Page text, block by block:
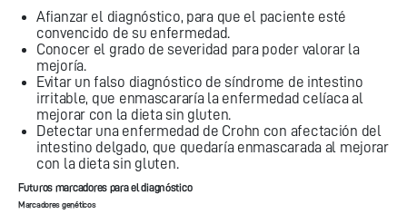
Afianzar el diagnóstico, para que el paciente esté
convencido de su enfermedad.
Conocer el grado de severidad para poder valorar la
mejoría.
Evitar un falso diagnóstico de síndrome de intestino
irritable, que enmascararía la enfermedad celíaca al
mejorar con la dieta sin gluten.
Detectar una enfermedad de Crohn con afectación del
intestino delgado, que quedaría enmascarada al mejorar
con la dieta sin gluten.
Futuros marcadores para el diagnóstico
Marcadores genéticos